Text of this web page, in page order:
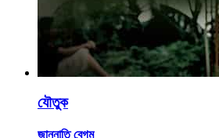
যৌতুক
জান্নাতি বেগম